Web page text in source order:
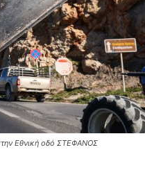
Εθνική οδό ΣΤΕΦΑΝΟΣ